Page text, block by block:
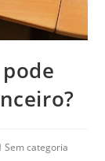
Sem categoria